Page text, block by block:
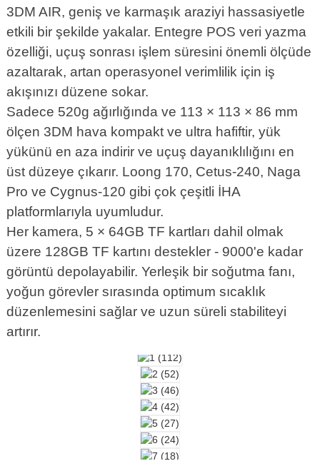
3DM AIR, geniş ve karmaşık araziyi hassasiyetle
etkili bir şekilde yakalar. Entegre POS veri yazma
özelliği, uçuş sonrası işlem süresini önemli ölçüde
azaltarak, artan operasyonel verimlilik için iş
akışınızı düzene sokar.
Sadece 520g ağırlığında ve 113 × 113 × 86 mm
ölçen 3DM hava kompakt ve ultra hafiftir, yük
yükünü en aza indirir ve uçuş dayanıklılığını en
üst düzeye çıkarır. Loong 170, Cetus-240, Naga
Pro ve Cygnus-120 gibi çok çeşitli İHA
platformlarıyla uyumludur.
Her kamera, 5 × 64GB TF kartları dahil olmak
üzere 128GB TF kartını destekler - 9000'e kadar
görüntü depolayabilir. Yerleşik bir soğutma fanı,
yoğun görevler sırasında optimum sıcaklık
düzenlemesini sağlar ve uzun süreli stabiliteyi
artırır.